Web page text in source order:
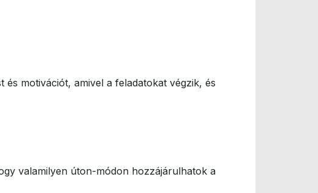
és motivációt, amivel a feladatokat végzik, és
valamilyen úton-módon hozzájárulhatok a